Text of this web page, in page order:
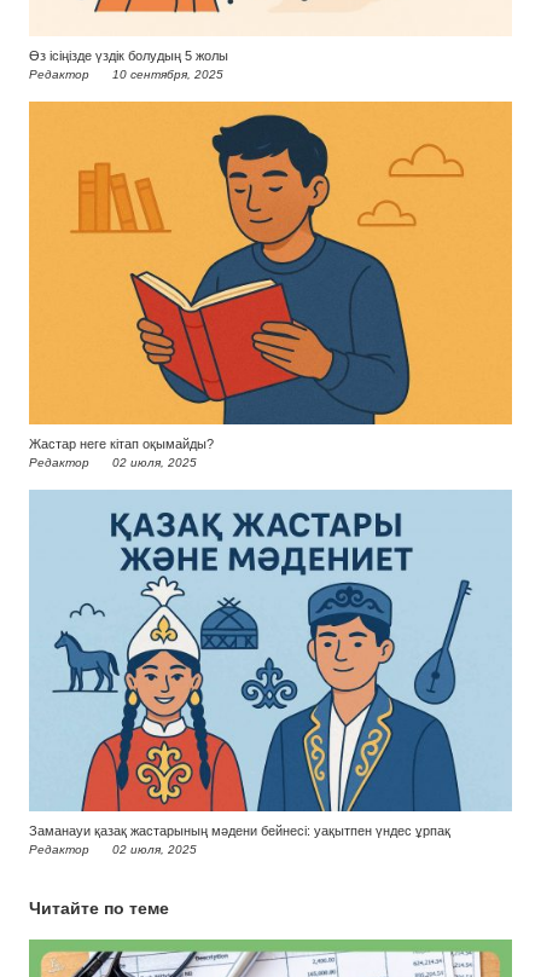
Өз ісіңізде үздік болудың 5 жолы
Редактор 10 сентября, 2025
Жастар неге кітап оқымайды?
Редактор 02 июля, 2025
Заманауи қазақ жастарының мәдени бейнесі: уақытпен үндес ұрпақ
Редактор 02 июля, 2025
Читайте по теме